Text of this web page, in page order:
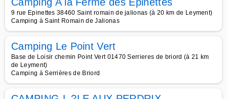
9 rue Epinettes 38460 Saint romain de jalionas (à 20 km de Leyment)
Camping à Saint Romain de Jalionas
Camping Le Point Vert
Base de Loisir chemin Point Vert 01470 Serrieres de briord (à 21 km
de Leyment)
Camping à Serrières de Briord